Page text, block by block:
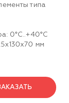
типа
0°C..+40°C
мм